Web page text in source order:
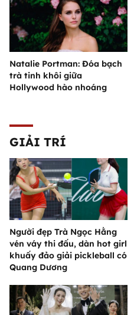
Natalie Portman: Đóa bạch
trà tinh khôi giữa
Hollywood hào nhoáng
GIẢI TRÍ
Người đẹp Trà Ngọc Hằng
vén váy thi đấu, dàn hot girl
khuấy đảo giải pickleball có
Quang Dương